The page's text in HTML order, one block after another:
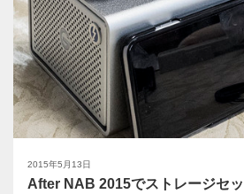
2015年5月13日
After NAB 2015でストレージセ